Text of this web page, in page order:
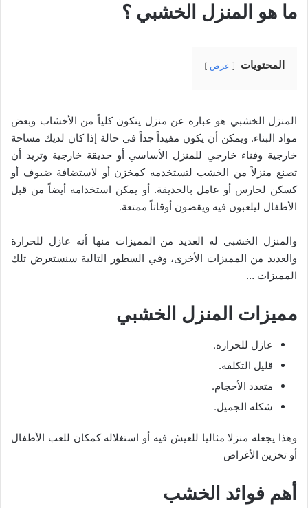
ما هو المنزل الخشبي ؟
المحتويات عرض
المنزل الخشبي هو عباره عن منزل يتكون كلياً من الأخشاب وبعض
مواد البناء. ويمكن أن يكون مفيداً جداً في حالة إذا كان لديك مساحة
خارجية وفناء خارجي للمنزل الأساسي أو حديقة خارجية وتريد أن
تصنع منزلاً من الخشب لتستخدمه كمخزن أو لاستضافة ضيوف أو
كسكن لحارس أو عامل بالحديقة. أو يمكن استخدامه أيضاً من قبل
الأطفال ليلعبون فيه ويقضون أوقاتاً ممتعة.
والمنزل الخشبي له العديد من المميزات منها أنه عازل للحرارة
والعديد من المميزات الأخرى، وفي السطور التالية سنستعرض تلك
المميزات …
مميزات المنزل الخشبي
عازل للحراره.
قليل التكلفه.
متعدد الأحجام.
شكله الجميل.
وهذا يجعله منزلا مثاليا للعيش فيه أو استغلاله كمكان للعب الأطفال
أو تخزين الأغراض
أهم فوائد الخشب